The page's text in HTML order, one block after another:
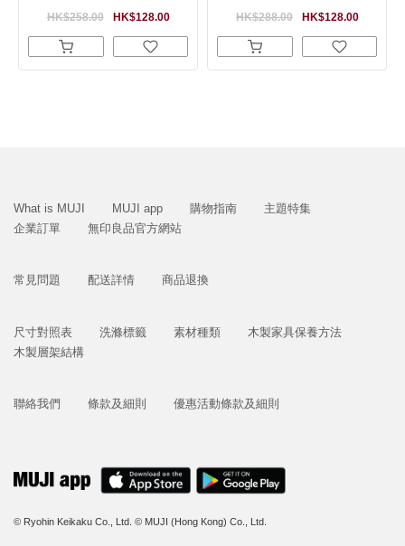
HK$128.00
HK$258.00 HK$128.00
HK$288.00
What is MUJI MUJI app 購物指南
主題特集
企業訂單
無印良品官方網站
常見問題 配送詳情 商品退換
尺寸對照表 洗滌標籤 素材種類
木製家具保養方法
木製層架結構
聯絡我們 條款及細則 優惠活動條款及細則
© Ryohin Keikaku Co., Ltd. © MUJI (Hong Kong) Co., Ltd.